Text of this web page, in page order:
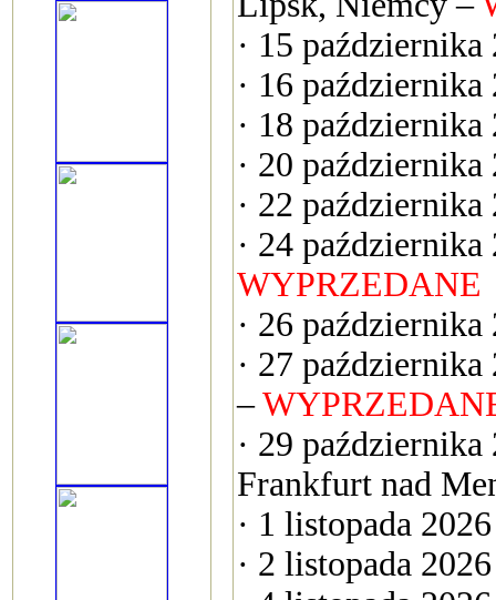
· 15
· 16
· 18
· 20
· 22
· 24
WYPRZEDANE
· 26
· 27
–
· 29
Frankfurt nad
· 1 listopada
· 2 listopada